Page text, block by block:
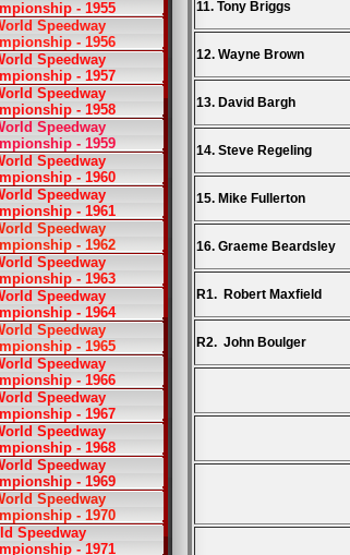
- 1955
Speedway
- 1956
Speedway
- 1957
Speedway
- 1958
Speedway
- 1959
Speedway
- 1960
Speedway
- 1961
Speedway
- 1962
Speedway
- 1963
Speedway
- 1964
Speedway
- 1965
Speedway
- 1966
Speedway
- 1967
Speedway
- 1968
Speedway
- 1969
Speedway
- 1970
Speedway
- 1971
11. Tony Briggs
12. Wayne Brown
13. David Bargh
14. Steve Regeling
15. Mike Fullerton
16. Graeme Beardsley
R1. Robert Maxfield
R2. John Boulger